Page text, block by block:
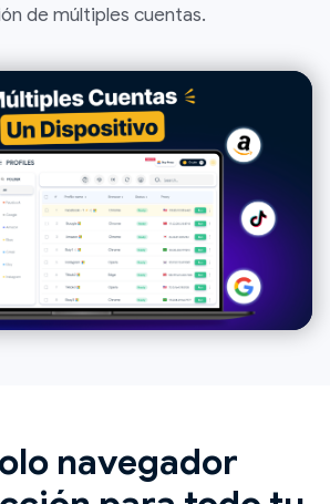
de múltiples cuentas.
navegador